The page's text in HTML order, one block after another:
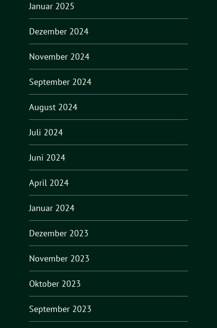
Januar 2025
Dezember 2024
November 2024
September 2024
August 2024
Juli 2024
Juni 2024
April 2024
Januar 2024
Dezember 2023
November 2023
Oktober 2023
September 2023